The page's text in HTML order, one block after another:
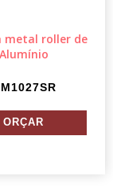
metal roller de
Alumínio